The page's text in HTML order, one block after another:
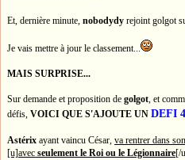
Et, dernière minute, nobodydy rejoint golgot
Je vais mettre à jour le classement...
MAIS SURPRISE...
Sur demande et proposition de golgot, et
défis, VOICI QUE S'AJOUTE UN DEFI 4
Astérix ayant vaincu César, va rentrer dans
[u]avec seulement le Roi ou le Légionnaire[/